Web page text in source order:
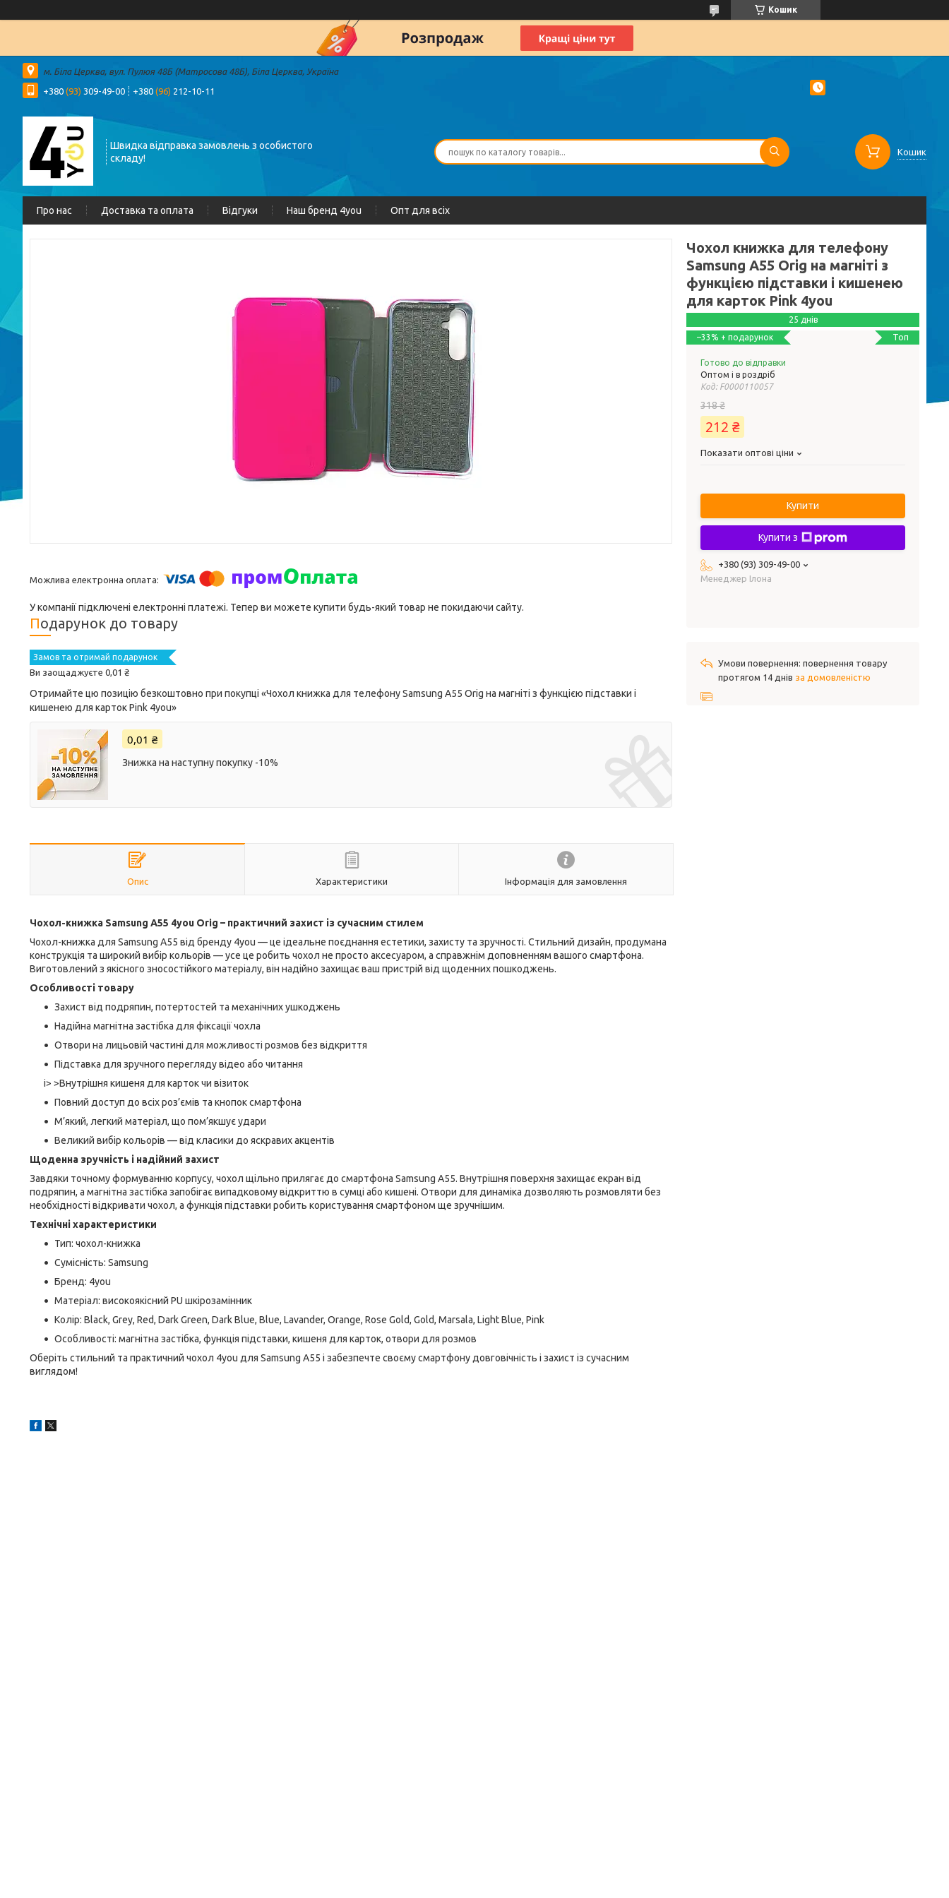
Кошик
м. Біла Церква, вул. Пулюя 48Б (Матросова 48Б), Біла Церква, Україна
+380 (93) 309-49-00 +380 (96) 212-10-11
Швидка відправка замовлень з особистого
складу!
Кошик
Про нас Доставка та оплата Відгуки Наш бренд 4you Опт для всіх
У компанії підключені електронні платежі. Тепер ви можете купити будь-який товар не покидаючи сайту.
Подарунок до товару
Замов та отримай подарунок
Ви заощаджуєте 0,01 ₴
Отримайте цю позицію безкоштовно при покупці «Чохол книжка для телефону Samsung A55 Orig на магніті з функцією підставки і
кишенею для карток Pink 4you»
0,01 ₴
Знижка на наступну покупку -10%
Опис Характеристики Інформація для замовлення
Чохол-книжка Samsung A55 4you Orig – практичний захист із сучасним стилем
Чохол-книжка для Samsung A55 від бренду 4you — це ідеальне поєднання естетики, захисту та зручності. Стильний дизайн, продумана
конструкція та широкий вибір кольорів — усе це робить чохол не просто аксесуаром, а справжнім доповненням вашого смартфона.
Виготовлений з якісного зносостійкого матеріалу, він надійно захищає ваш пристрій від щоденних пошкоджень.
Особливості товару
Захист від подряпин, потертостей та механічних ушкоджень
Надійна магнітна застібка для фіксації чохла
Отвори на лицьовій частині для можливості розмов без відкриття
Підставка для зручного перегляду відео або читання
i> >Внутрішня кишеня для карток чи візиток
Повний доступ до всіх роз’ємів та кнопок смартфона
М’який, легкий матеріал, що пом’якшує удари
Великий вибір кольорів — від класики до яскравих акцентів
Щоденна зручність і надійний захист
Завдяки точному формуванню корпусу, чохол щільно прилягає до смартфона Samsung A55. Внутрішня поверхня захищає екран від
подряпин, а магнітна застібка запобігає випадковому відкриттю в сумці або кишені. Отвори для динаміка дозволяють розмовляти без
необхідності відкривати чохол, а функція підставки робить користування смартфоном ще зручнішим.
Технічні характеристики
Тип: чохол-книжка
Сумісність: Samsung
Бренд: 4you
Матеріал: високоякісний PU шкірозамінник
Колір: Black, Grey, Red, Dark Green, Dark Blue, Blue, Lavander, Orange, Rose Gold, Gold, Marsala, Light Blue, Pink
Особливості: магнітна застібка, функція підставки, кишеня для карток, отвори для розмов
Оберіть стильний та практичний чохол 4you для Samsung A55 і забезпечте своєму смартфону довговічність і захист із сучасним
виглядом!
Чохол книжка для телефону
Samsung A55 Orig на магніті з
функцією підставки і кишенею
для карток Pink 4you
Топ
25 днів
–33%
Готово до відправки
Оптом і в роздріб
Код: F0000110057
318 ₴
212 ₴
Показати оптові ціни
Купити
Купити з
+380 (93) 309-49-00
Менеджер Ілона
повернення товару
протягом 14 днів за домовленістю